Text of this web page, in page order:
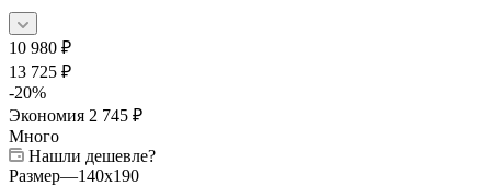
10 980 ₽
13 725 ₽
-20%
Экономия 2 745 ₽
Много
Нашли дешевле?
Размер—140x190